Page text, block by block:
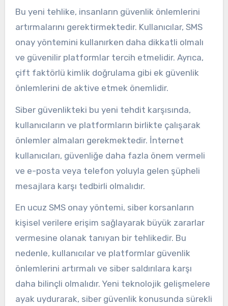
Bu yeni tehlike, insanların güvenlik önlemlerini
artırmalarını gerektirmektedir. Kullanıcılar, SMS
onay yöntemini kullanırken daha dikkatli olmalı
ve güvenilir platformlar tercih etmelidir. Ayrıca,
çift faktörlü kimlik doğrulama gibi ek güvenlik
önlemlerini de aktive etmek önemlidir.
Siber güvenlikteki bu yeni tehdit karşısında,
kullanıcıların ve platformların birlikte çalışarak
önlemler almaları gerekmektedir. İnternet
kullanıcıları, güvenliğe daha fazla önem vermeli
ve e-posta veya telefon yoluyla gelen şüpheli
mesajlara karşı tedbirli olmalıdır.
En ucuz SMS onay yöntemi, siber korsanların
kişisel verilere erişim sağlayarak büyük zararlar
vermesine olanak tanıyan bir tehlikedir. Bu
nedenle, kullanıcılar ve platformlar güvenlik
önlemlerini artırmalı ve siber saldırılara karşı
daha bilinçli olmalıdır. Yeni teknolojik gelişmelere
ayak uydurarak, siber güvenlik konusunda sürekli